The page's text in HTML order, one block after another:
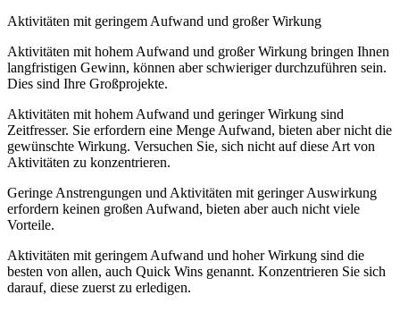
Aktivitäten mit geringem Aufwand und großer Wirkung
Aktivitäten mit hohem Aufwand und großer Wirkung bringen Ihnen
langfristigen Gewinn, können aber schwieriger durchzuführen sein.
Dies sind Ihre Großprojekte.
Aktivitäten mit hohem Aufwand und geringer Wirkung sind
Zeitfresser. Sie erfordern eine Menge Aufwand, bieten aber nicht die
gewünschte Wirkung. Versuchen Sie, sich nicht auf diese Art von
Aktivitäten zu konzentrieren.
Geringe Anstrengungen und Aktivitäten mit geringer Auswirkung
erfordern keinen großen Aufwand, bieten aber auch nicht viele
Vorteile.
Aktivitäten mit geringem Aufwand und hoher Wirkung sind die
besten von allen, auch Quick Wins genannt. Konzentrieren Sie sich
darauf, diese zuerst zu erledigen.